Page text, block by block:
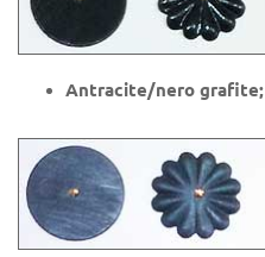
Antracite/nero grafite;